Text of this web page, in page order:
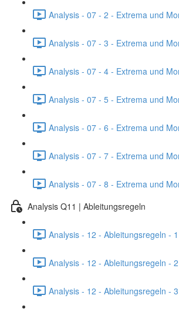
Analysis - 07 - 2 - Extrema und
Analysis - 07 - 3 - Extrema und
Analysis - 07 - 4 - Extrema und
Analysis - 07 - 5 - Extrema und
Analysis - 07 - 6 - Extrema und
Analysis - 07 - 7 - Extrema und
Analysis - 07 - 8 - Extrema und
Analysis Q11 | Ableitungsregeln
Analysis - 12 - Ableitungsregeln -
Analysis - 12 - Ableitungsregeln -
Analysis - 12 - Ableitungsregeln -